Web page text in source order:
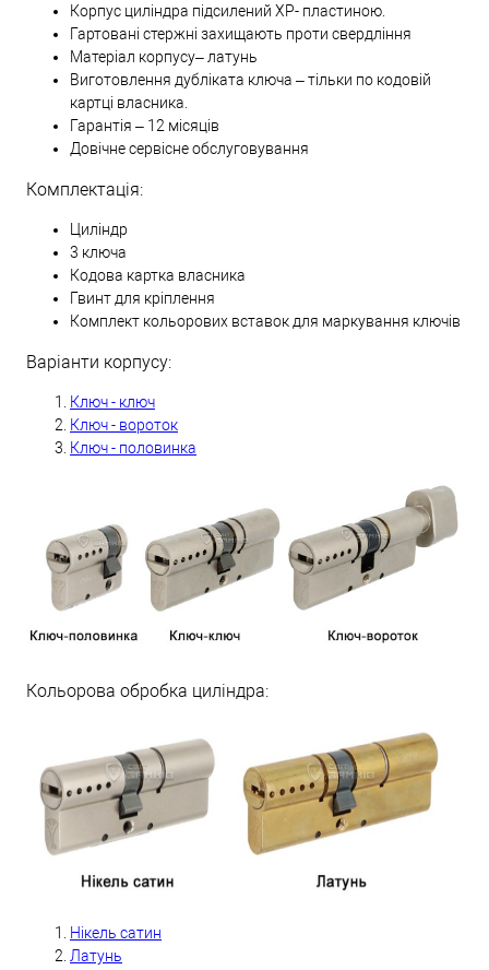
Корпус циліндра підсилений XP- пластиною.
Гартовані стержні захищають проти свердління
Матеріал корпусу– латунь
Виготовлення дубліката ключа – тільки по кодовій
картці власника.
Гарантія – 12 місяців
Довічне сервісне обслуговування
Комплектація:
Циліндр
3 ключа
Кодова картка власника
Гвинт для кріплення
Комплект кольорових вставок для маркування ключів
Варіанти корпусу:
Ключ - ключ
Ключ - вороток
Ключ - половинка
Кольорова обробка циліндра:
Нікель сатин
Латунь